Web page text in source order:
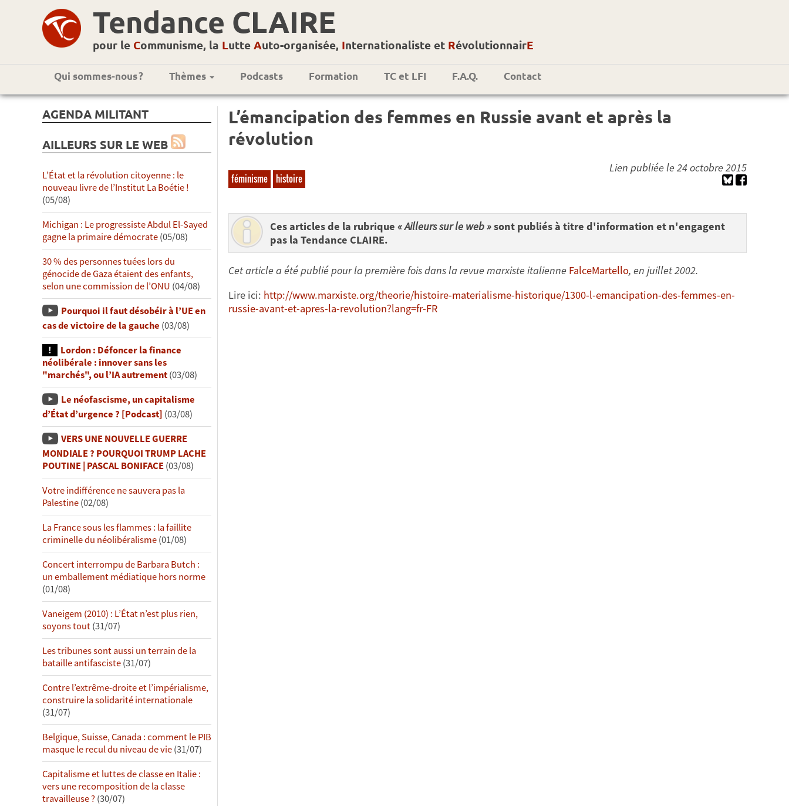
Tendance CLAIRE
pour le Communisme, la Lutte Auto-organisée, Internationaliste et RévolutionnairE
Qui sommes-nous ? Thèmes Podcasts Formation TC et LFI F.A.Q. Contact
AGENDA MILITANT
AILLEURS SUR LE WEB
L’État et la révolution citoyenne : le
nouveau livre de l’Institut La Boétie !
(05/08)
Michigan : Le progressiste Abdul El-Sayed
gagne la primaire démocrate(05/08)
30 % des personnes tuées lors du
génocide de Gaza étaient des enfants,
selon une commission de l’ONU (04/08)
Pourquoi il faut désobéir à l’UE en
cas de victoire de la gauche (03/08)
Lordon : Défoncer la finance
néolibérale : innover sans les
"marchés", ou l’IA autrement(03/08)
Le néofascisme, un capitalisme
d’État d’urgence ? [Podcast] (03/08)
VERS UNE NOUVELLE GUERRE
MONDIALE ? POURQUOI TRUMP LACHE
POUTINE | PASCAL BONIFACE(03/08)
Votre indifférence ne sauvera pas la
Palestine(02/08)
La France sous les flammes : la faillite
criminelle du néolibéralisme(01/08)
Concert interrompu de Barbara Butch :
un emballement médiatique hors norme
(01/08)
Vaneigem (2010) : L’État n’est plus rien,
soyons tout(31/07)
Les tribunes sont aussi un terrain de la
bataille antifasciste(31/07)
Contre l’extrême-droite et l’impérialisme,
construire la solidarité internationale
(31/07)
Belgique, Suisse, Canada : comment le PIB
masque le recul du niveau de vie(31/07)
Capitalisme et luttes de classe en Italie :
vers une recomposition de la classe
travailleuse ?(30/07)
L’émancipation des femmes en Russie avant et après la
révolution
féminisme histoire
Lien publiée le 24 octobre 2015
Ces articles de la rubrique « Ailleurs sur le web »sont publiés à titre d'information et n'engagent
pas la Tendance CLAIRE.
Cet article a été publié pour la première fois dans la revue marxiste italienne FalceMartello, en juillet 2002.
Lire ici: http://www.marxiste.org/theorie/histoire-materialisme-historique/1300-l-emancipation-des-femmes-en-
russie-avant-et-apres-la-revolution?lang=fr-FR